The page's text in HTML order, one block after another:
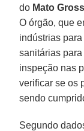
do Mato
O órgão, que
indústrias
sanitárias
inspeção nas
verificar se os
sendo
Segundo